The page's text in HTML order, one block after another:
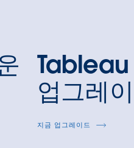
업그레
지금 업그레이드